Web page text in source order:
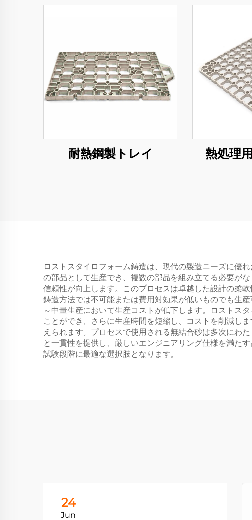
耐熱鋼製トレイ 熱処理
ロストスタイロフォーム鋳造は、現代の製造ニーズに優
の部品として生産でき、複数の部品を組み立てる必要が
信頼性が向上します。このプロセスは卓越した設計の柔
鋳造方法では不可能または費用対効果が低いものでも生
～中量生産において生産コストが低下します。ロストス
ことができ、さらに生産時間を短縮し、コストを削減し
えられます。プロセスで使用される無結合砂は多次にわ
と一貫性を提供し、厳しいエンジニアリング仕様を満た
試験段階に最適な選択肢となります。
24
Jun